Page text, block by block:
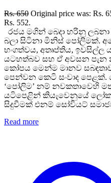
Rs.650 Original price was: Rs.
Rs. 552.
රජය මගින් බෙදා හරිනු
බලා සිටිනා මිනිස් පෝලිමක්.
භංගත්වය, අතෘප්තිය, ඉවසිල්ල
යටහත්බව සහ ඒ අවසන පැන
කෝපය මෙන්ම මානව
පෙන්වන කෙටි සංවාද
‘පෝලිම’ නම් නවකතාවෙහි
යටිපෙළින් කියැවෙනුයේ ලෝක
සිදුවීමක් එනම් සෝවියට්
Read more